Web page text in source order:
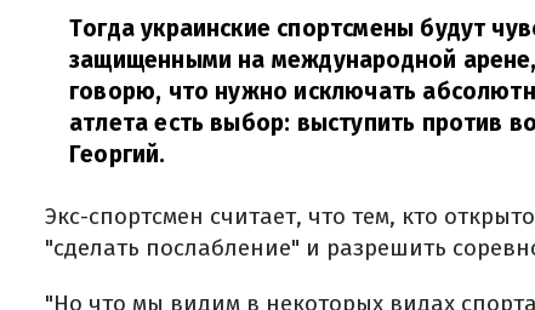
Тогда украинские спортсмены будут
защищенными на международной
говорю, что нужно исключать
атлета есть выбор: выступить против
Георгий.
Экс-спортсмен считает, что тем, кто
"сделать послабление" и разрешить
"Но что мы видим в некоторых видах